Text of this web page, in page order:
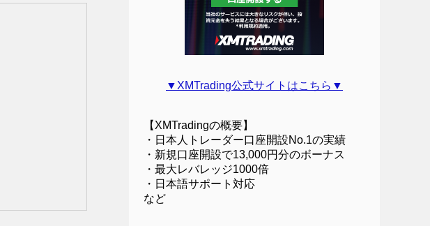
▼XMTrading公式サイトはこちら▼
【XMTradingの概要】
・日本人トレーダー口座開設No.1の実績
・新規口座開設で13,000円分のボーナス
・最大レバレッジ1000倍
・日本語サポート対応
など